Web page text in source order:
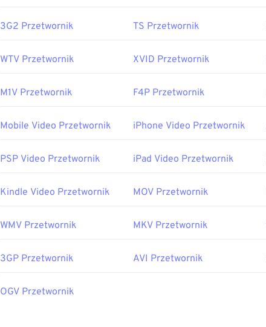
3G2 Przetwornik TS Przetwornik
WTV Przetwornik XVID Przetwornik
M1V Przetwornik F4P Przetwornik
Mobile Video Przetwornik iPhone Video Przetwornik
PSP Video Przetwornik iPad Video Przetwornik
Kindle Video Przetwornik MOV Przetwornik
WMV Przetwornik MKV Przetwornik
3GP Przetwornik AVI Przetwornik
OGV Przetwornik